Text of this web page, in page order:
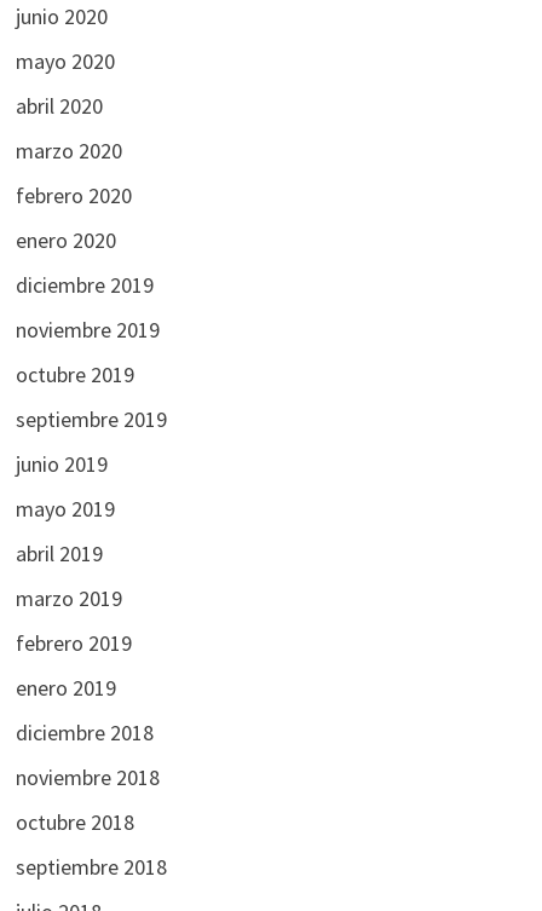
junio 2020
mayo 2020
abril 2020
marzo 2020
febrero 2020
enero 2020
diciembre 2019
noviembre 2019
octubre 2019
septiembre 2019
junio 2019
mayo 2019
abril 2019
marzo 2019
febrero 2019
enero 2019
diciembre 2018
noviembre 2018
octubre 2018
septiembre 2018